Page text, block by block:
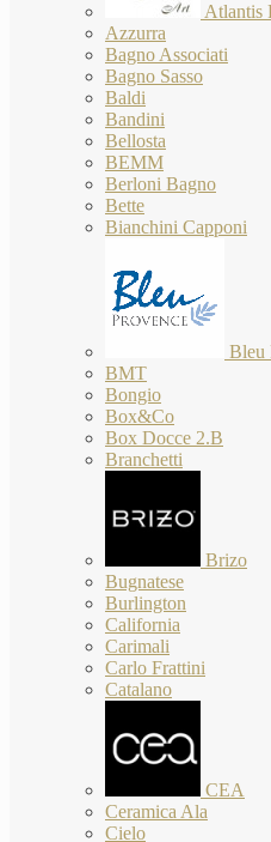
Atlantis
Azzurra
Bagno Associati
Bagno Sasso
Baldi
Bandini
Bellosta
BEMM
Berloni Bagno
Bette
Bianchini Capponi
Bleu
BMT
Bongio
Box&Co
Box Docce 2.B
Branchetti
Brizo
Bugnatese
Burlington
California
Carimali
Carlo Frattini
Catalano
CEA
Ceramica Ala
Cielo